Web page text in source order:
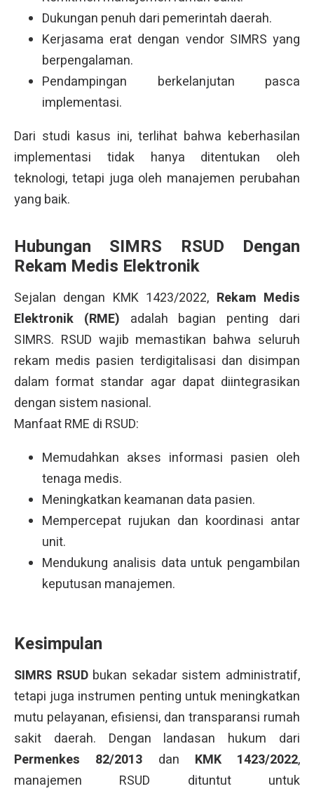
Dukungan penuh dari pemerintah daerah.
Kerjasama erat dengan vendor SIMRS yang
berpengalaman.
Pendampingan berkelanjutan pasca
implementasi.
Dari studi kasus ini, terlihat bahwa keberhasilan
implementasi tidak hanya ditentukan oleh
teknologi, tetapi juga oleh manajemen perubahan
yang baik.
Hubungan SIMRS RSUD Dengan
Rekam Medis Elektronik
Sejalan dengan KMK 1423/2022, Rekam Medis
Elektronik (RME) adalah bagian penting dari
SIMRS. RSUD wajib memastikan bahwa seluruh
rekam medis pasien terdigitalisasi dan disimpan
dalam format standar agar dapat diintegrasikan
dengan sistem nasional.
Manfaat RME di RSUD:
Memudahkan akses informasi pasien oleh
tenaga medis.
Meningkatkan keamanan data pasien.
Mempercepat rujukan dan koordinasi antar
unit.
Mendukung analisis data untuk pengambilan
keputusan manajemen.
Kesimpulan
SIMRS RSUDbukan sekadar sistem administratif,
tetapi juga instrumen penting untuk meningkatkan
mutu pelayanan, efisiensi, dan transparansi rumah
sakit daerah. Dengan landasan hukum dari
Permenkes 82/2013 dan KMK 1423/2022,
manajemen RSUD dituntut untuk